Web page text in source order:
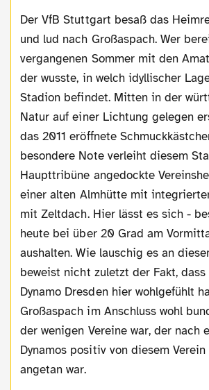
Der VfB Stuttgart besaß das Heimrecht im Finale -
und lud nach Großaspach. Wer
vergangenen Sommer mit den
der wusste, in welch idyllischer
Stadion befindet. Mitten in der
Natur auf einer Lichtung gelegen
das 2011 eröffnete
besondere Note verleiht diesem
Haupttribüne angedockte
einer alten Almhütte mit
mit Zeltdach. Hier lässt es sich -
heute bei über 20 Grad am
aushalten. Wie lauschig es an
beweist nicht zuletzt der Fakt,
Dynamo Dresden hier wohlgefühlt
Großaspach im Anschluss wohl
der wenigen Vereine war, der nach
Dynamos positiv von diesem
angetan war.